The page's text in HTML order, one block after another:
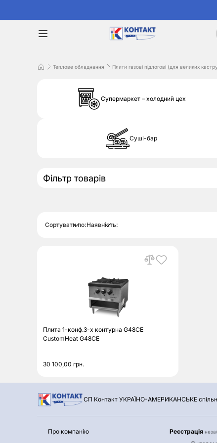
Теплове обладнання Плити газові підлогові (для великих
Фільтр товарів
Супермаркет – холодний цех
Суші-бар
Сортувати по:Наявність:
Плита 1-конф.3-х контурна G48CE
CustomHeat G48CE
30 100,00 грн.
СП Контакт УКРАЇНО-АМЕРИКАНСЬКЕ
Про компанію Реєстрація